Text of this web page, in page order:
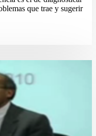
que trae y sugerir